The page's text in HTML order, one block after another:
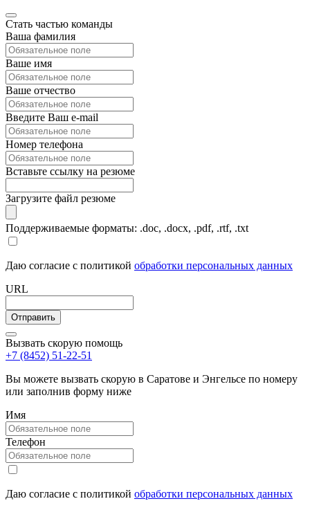
Стать частью команды
Ваша фамилия
Ваше имя
Ваше отчество
Введите Ваш e-mail
Номер телефона
Вставьте ссылку на резюме
Загрузите файл резюме
Поддерживаемые форматы: .doc, .docx, .pdf, .rtf, .txt
Даю согласие с политикой обработки персональных данных
URL
Вызвать скорую помощь
+7 (8452) 51-22-51
Вы можете вызвать скорую в Саратове и Энгельсе по номеру
или заполнив форму ниже
Имя
Телефон
Даю согласие с политикой обработки персональных данных